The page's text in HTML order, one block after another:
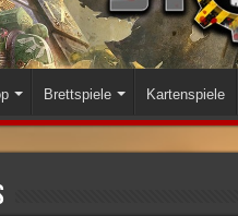
Brettspiele Kartenspiele